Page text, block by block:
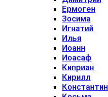
Ермоген
Зосима
Игнатий
Илья
Иоанн
Иоасаф
Киприан
Кирилл
Константин